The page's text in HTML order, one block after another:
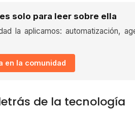
solo para leer sobre ella
la aplicamos: automatización,
en la comunidad
de la tecnología